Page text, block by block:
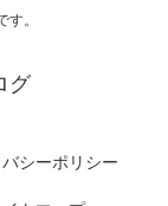
。
グ
シーポリシー